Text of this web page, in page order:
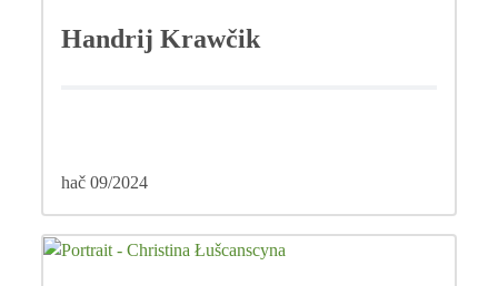
Handrij Krawčik
hač 09/2024